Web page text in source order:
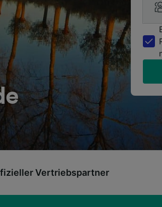
Vertriebspartner